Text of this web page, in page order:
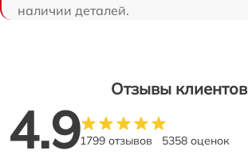
наличии деталей.
Отзывы клиентов
4.91799 отзывов 5358 оценок